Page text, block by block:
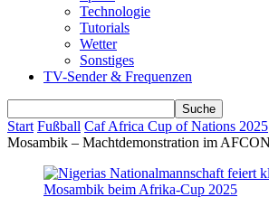
Technologie
Tutorials
Wetter
Sonstiges
TV-Sender & Frequenzen
Start Fußball Caf Africa Cup of Nations 2025
Mosambik – Machtdemonstration im AFCON